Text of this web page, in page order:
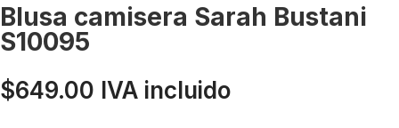
Blusa camisera Sarah Bustani
S10095
$649.00 IVA incluido